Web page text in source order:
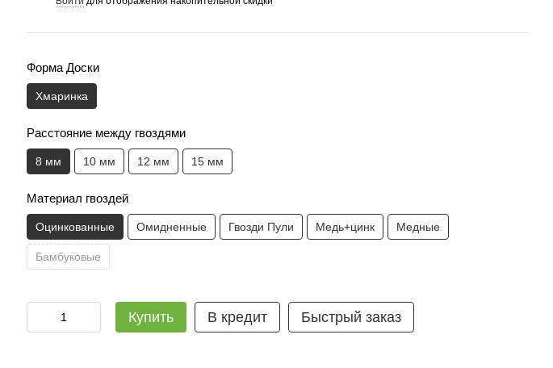
Садху-набір Люкс: дошка + сумка ⭐ 99% рекомендують
Форма Доски
Хмаринка
Расстояние между гвоздями
8 мм 10 мм 12 мм 15 мм
Материал гвоздей
Оцинкованные Омидненные Гвозди Пули Медь+цинк Медные
Бамбуковые
Купить В кредит Быстрый заказ